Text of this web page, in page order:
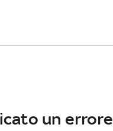
un errore